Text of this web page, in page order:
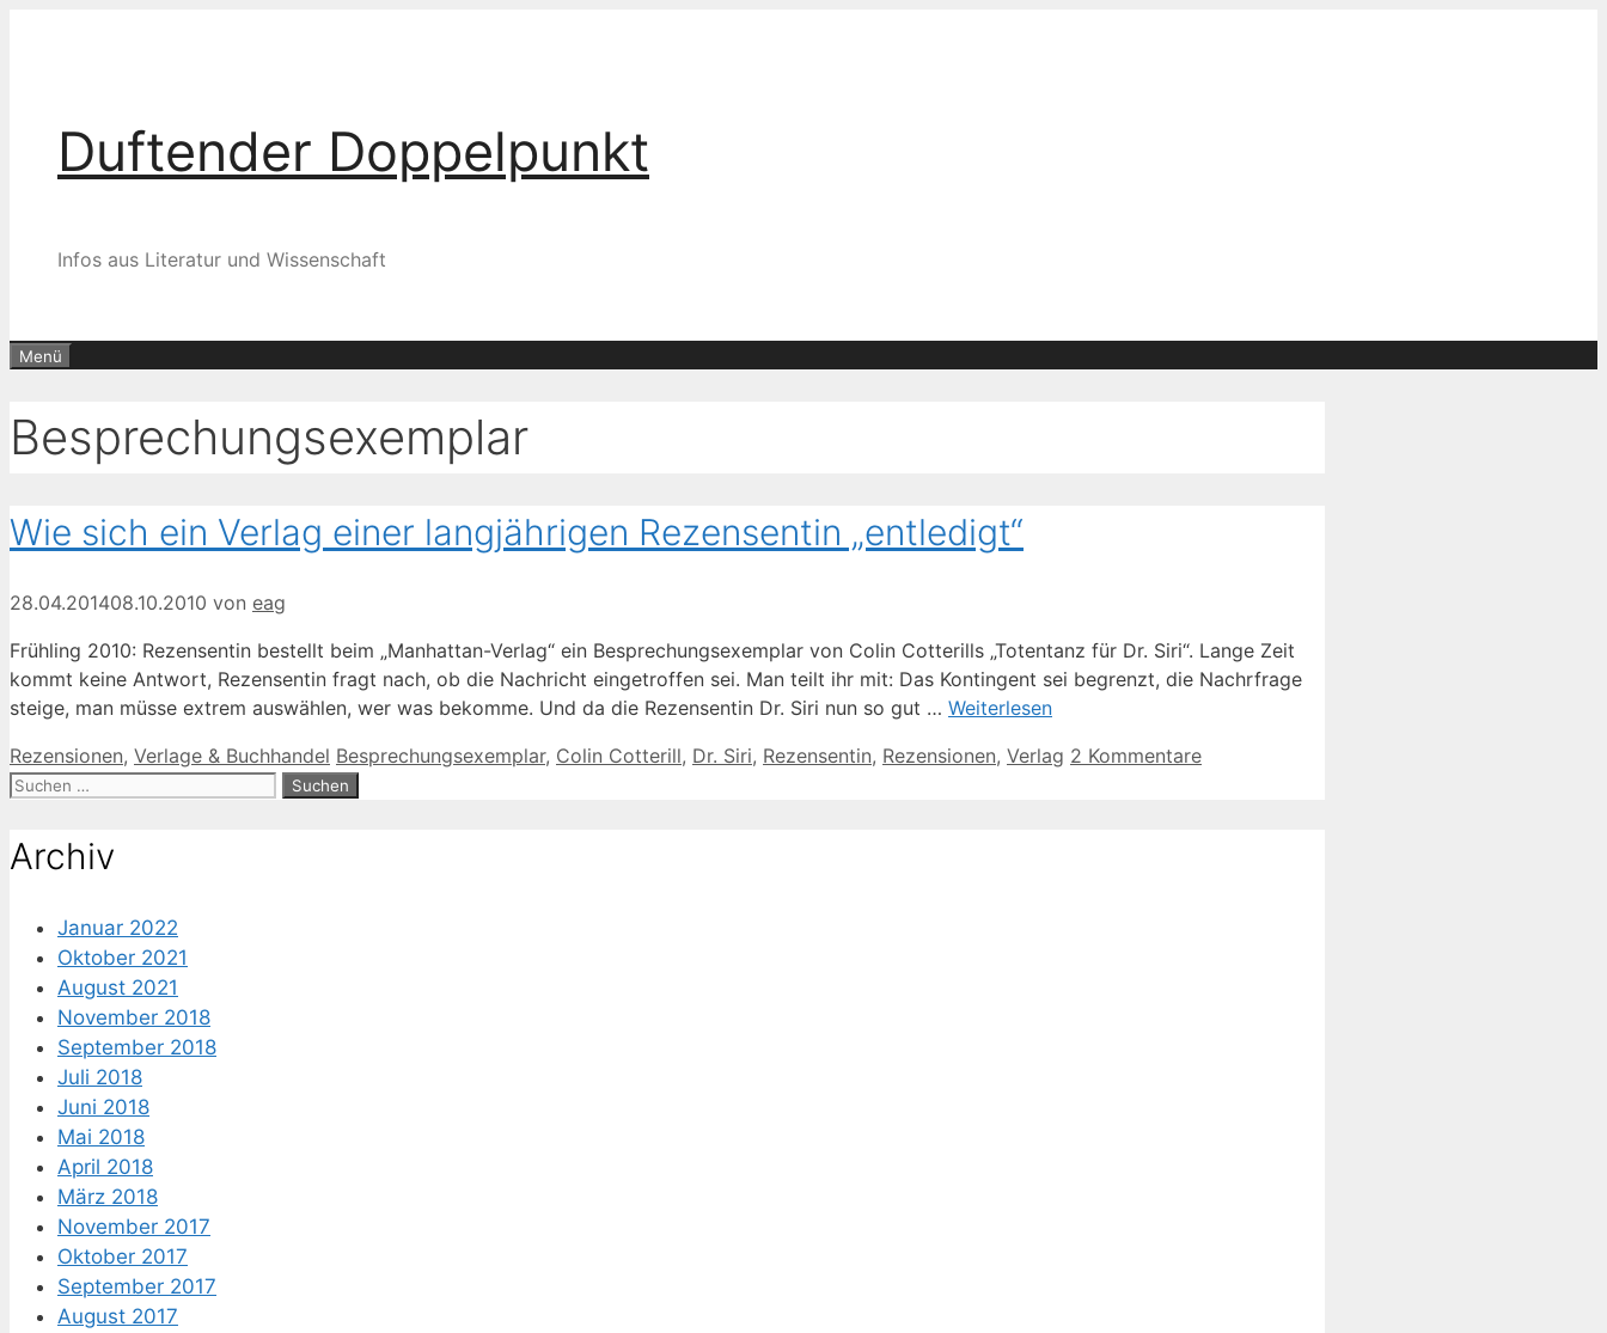
Duftender Doppelpunkt
Infos aus Literatur und Wissenschaft
Menü
Besprechungsexemplar
Wie sich ein Verlag einer langjährigen Rezensentin „entledigt“
28.04.201408.10.2010 von eag
Frühling 2010: Rezensentin bestellt beim „Manhattan-Verlag“ ein Besprechungsexemplar von Colin Cotterills „Totentanz für Dr. Siri“. Lange Zeit
kommt keine Antwort, Rezensentin fragt nach, ob die Nachricht eingetroffen sei. Man teilt ihr mit: Das Kontingent sei begrenzt, die Nachrfrage
steige, man müsse extrem auswählen, wer was bekomme. Und da die Rezensentin Dr. Siri nun so gut … Weiterlesen
Kategorien
Rezensionen, Verlage & Buchhandel Schlagwörter
Besprechungsexemplar, Colin Cotterill, Dr. Siri, Rezensentin, Rezensionen, Verlag 2 Kommentare
Suche
Archiv
Januar 2022
Oktober 2021
August 2021
November 2018
September 2018
Juli 2018
Juni 2018
Mai 2018
April 2018
März 2018
November 2017
Oktober 2017
September 2017
August 2017